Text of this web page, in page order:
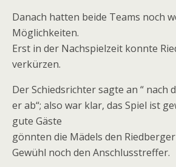
Danach hatten beide Teams noch
Möglichkeiten.
Erst in der Nachspielzeit konnte
verkürzen.
Der Schiedsrichter sagte an “ nach
er ab“; also war klar, das Spiel ist
gute Gäste
gönnten die Mädels den
Gewühl noch den Anschlusstreffer.